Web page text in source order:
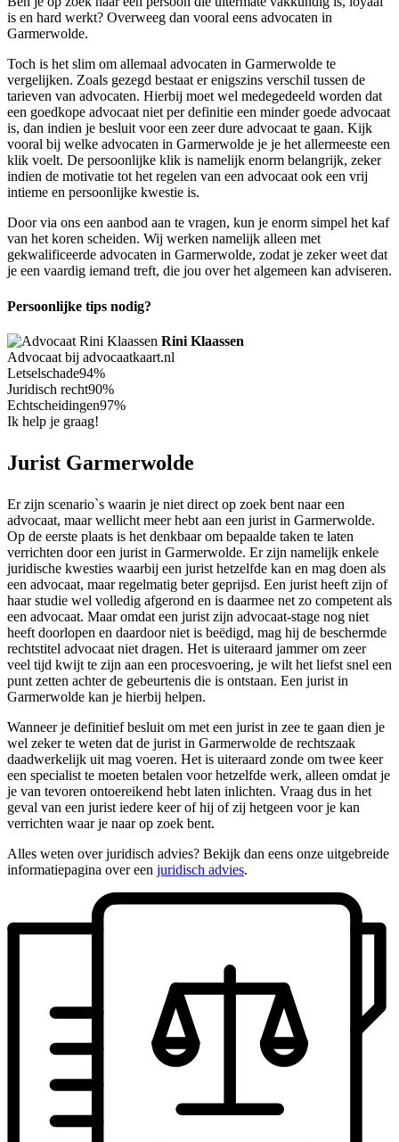
is en hard werkt? Overweeg dan vooral eens advocaten in
Garmerwolde.
Toch is het slim om allemaal advocaten in Garmerwolde te
vergelijken. Zoals gezegd bestaat er enigszins verschil tussen de
tarieven van advocaten. Hierbij moet wel medegedeeld worden dat
een goedkope advocaat niet per definitie een minder goede advocaat
is, dan indien je besluit voor een zeer dure advocaat te gaan. Kijk
vooral bij welke advocaten in Garmerwolde je je het allermeeste een
klik voelt. De persoonlijke klik is namelijk enorm belangrijk, zeker
indien de motivatie tot het regelen van een advocaat ook een vrij
intieme en persoonlijke kwestie is.
Door via ons een aanbod aan te vragen, kun je enorm simpel het kaf
van het koren scheiden. Wij werken namelijk alleen met
gekwalificeerde advocaten in Garmerwolde, zodat je zeker weet dat
je een vaardig iemand treft, die jou over het algemeen kan adviseren.
Persoonlijke tips nodig?
Rini Klaassen
Advocaat bij advocaatkaart.nl
Letselschade94%
Juridisch recht90%
Echtscheidingen97%
Ik help je graag!
Jurist Garmerwolde
Er zijn scenario`s waarin je niet direct op zoek bent naar een
advocaat, maar wellicht meer hebt aan een jurist in Garmerwolde.
Op de eerste plaats is het denkbaar om bepaalde taken te laten
verrichten door een jurist in Garmerwolde. Er zijn namelijk enkele
juridische kwesties waarbij een jurist hetzelfde kan en mag doen als
een advocaat, maar regelmatig beter geprijsd. Een jurist heeft zijn of
haar studie wel volledig afgerond en is daarmee net zo competent als
een advocaat. Maar omdat een jurist zijn advocaat-stage nog niet
heeft doorlopen en daardoor niet is beëdigd, mag hij de beschermde
rechtstitel advocaat niet dragen. Het is uiteraard jammer om zeer
veel tijd kwijt te zijn aan een procesvoering, je wilt het liefst snel een
punt zetten achter de gebeurtenis die is ontstaan. Een jurist in
Garmerwolde kan je hierbij helpen.
Wanneer je definitief besluit om met een jurist in zee te gaan dien je
wel zeker te weten dat de jurist in Garmerwolde de rechtszaak
daadwerkelijk uit mag voeren. Het is uiteraard zonde om twee keer
een specialist te moeten betalen voor hetzelfde werk, alleen omdat je
je van tevoren ontoereikend hebt laten inlichten. Vraag dus in het
geval van een jurist iedere keer of hij of zij hetgeen voor je kan
verrichten waar je naar op zoek bent.
Alles weten over juridisch advies? Bekijk dan eens onze uitgebreide
informatiepagina over een juridisch advies.